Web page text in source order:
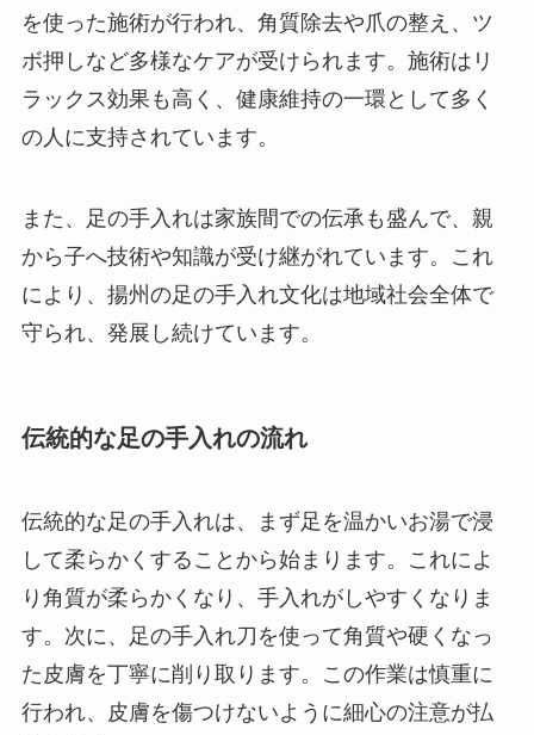
を使った施術が行われ、角質除去や爪の整え、ツ
ボ押しなど多様なケアが受けられます。施術はリ
ラックス効果も高く、健康維持の一環として多く
の人に支持されています。
また、足の手入れは家族間での伝承も盛んで、親
から子へ技術や知識が受け継がれています。これ
により、揚州の足の手入れ文化は地域社会全体で
守られ、発展し続けています。
伝統的な足の手入れの流れ
伝統的な足の手入れは、まず足を温かいお湯で浸
して柔らかくすることから始まります。これによ
り角質が柔らかくなり、手入れがしやすくなりま
す。次に、足の手入れ刀を使って角質や硬くなっ
た皮膚を丁寧に削り取ります。この作業は慎重に
行われ、皮膚を傷つけないように細心の注意が払